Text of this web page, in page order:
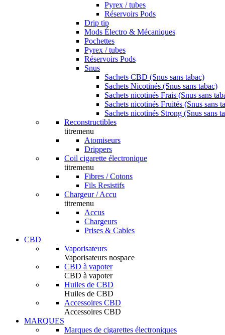
Pyrex / tubes
Réservoirs Pods
Drip tip
Mods Électro & Mécaniques
Pochettes
Pyrex / tubes
Réservoirs Pods
Snus
Sachets CBD (Snus sans tabac)
Sachets Nicotinés (Snus sans tabac)
Sachets nicotinés Frais (Snus sans
Sachets nicotinés Fruités (Snus sans
Sachets nicotinés Strong (Snus sans
Reconstructibles
titremenu
Atomiseurs
Drippers
Coil cigarette électronique
titremenu
Fibres / Cotons
Fils Resistifs
Chargeur / Accu
titremenu
Accus
Chargeurs
Prises & Cables
CBD
Vaporisateurs
Vaporisateurs nospace
CBD à vapoter
CBD à vapoter
Huiles de CBD
Huiles de CBD
Accessoires CBD
Accessoires CBD
MARQUES
Marques de cigarettes électroniques